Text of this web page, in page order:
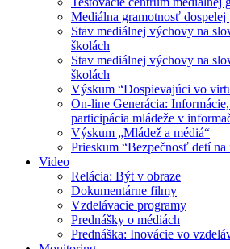
Mediálna gramotnosť dospelej
Stav mediálnej výchovy na
školách
Stav mediálnej výchovy na
školách
Výskum “Dospievajúci vo
On-line Generácia:
participácia mládeže v
Výskum „Mládež a médiá“
Prieskum “Bezpečnosť detí na
Video
Relácia: Být v obraze
Dokumentárne filmy
Vzdelávacie programy
Prednášky o médiách
Prednáška: Inovácie vo